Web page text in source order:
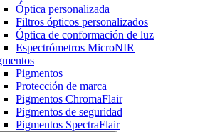
Óptica personalizada
Filtros ópticos personalizados
Óptica de conformación de luz
Espectrómetros MicroNIR
Pigmentos
Protección de marca
Pigmentos ChromaFlair
Pigmentos de seguridad
Pigmentos SpectraFlair